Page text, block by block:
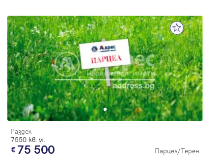
Раздел
7550 кв.м.
75 500 Парцел/Терен